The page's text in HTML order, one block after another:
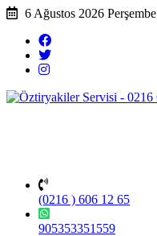
6 Ağustos 2026 Perşembe
(0216 ) 606 12 65
905353351559